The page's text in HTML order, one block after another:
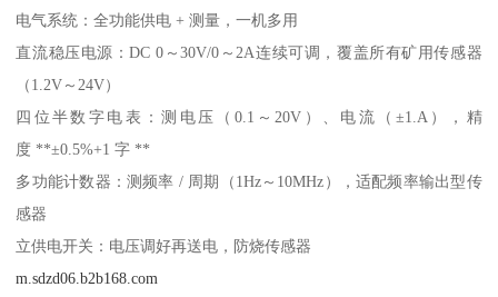
电气系统：全功能供电 + 测量，一机多用
直流稳压电源：DC 0～30V/0～2A连续可调，覆盖所有矿用传感器
（1.2V～24V）
四位半数字电表：测电压（0.1～20V）、电流（±1.A），精
度 **±0.5%+1 字 **
多功能计数器：测频率 / 周期（1Hz～10MHz），适配频率输出型传
感器
立供电开关：电压调好再送电，防烧传感器
m.sdzd06.b2b168.com